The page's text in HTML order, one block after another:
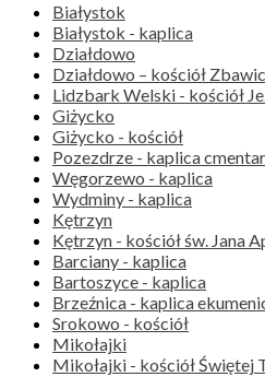
Białystok
Białystok - kaplica
Działdowo
Działdowo – kościół
Lidzbark Welski - kościół
Giżycko
Giżycko - kościół
Pozezdrze - kaplica
Węgorzewo - kaplica
Wydminy - kaplica
Kętrzyn
Kętrzyn - kościół św. Jana
Barciany - kaplica
Bartoszyce - kaplica
Brzeźnica - kaplica
Srokowo - kościół
Mikołajki
Mikołajki - kościół Świętej